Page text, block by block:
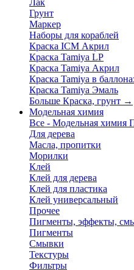
Лак
Грунт
Маркер
Наборы для кораблей
Краска ICM Акрил
Краска Tamiya LP
Краска Tamiya Акрил
Краска Tamiya в
Краска Tamiya Эмаль
Больше Краска, грунт →
Модельная химия
Все - Модельная химия
Для дерева
Масла, пропитки
Морилки
Клей
Клей для дерева
Клей для пластика
Клей универсальный
Прочее
Пигменты, эффекты,
Пигменты
Смывки
Текстуры
Фильтры